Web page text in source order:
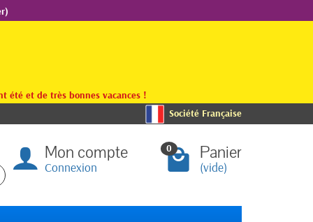
été et de très bonnes vacances !
Société Française
Mon compte
Connexion
0 Panier
(vide)